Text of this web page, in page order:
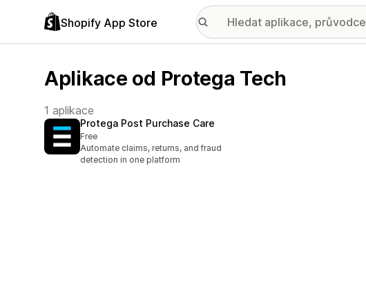
Shopify App Store
Aplikace od Protega Tech
1 aplikace
Protega Post Purchase Care
Free
Automate claims, returns, and fraud
detection in one platform